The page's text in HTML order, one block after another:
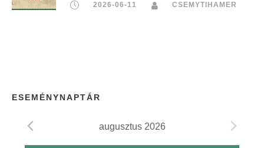
2026-06-11 CSEMYTIHAMER
ESEMÉNYNAPTÁR
augusztus 2026